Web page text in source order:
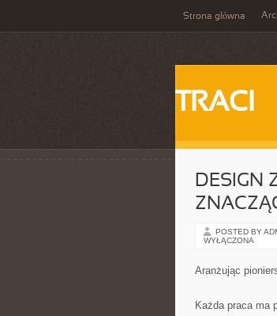
Strona główna
TRACI
DESIGN
POSTED BY
WYŁĄCZONA
Aranżując
Każda praca ma